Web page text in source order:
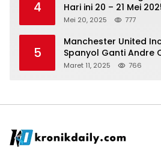
4
Hari ini 20 – 21 Mei
vs Bournemouth
Mei 20, 2025 777
5
Manchester United
Spanyol Ganti Andre
Maret 11, 2025 766